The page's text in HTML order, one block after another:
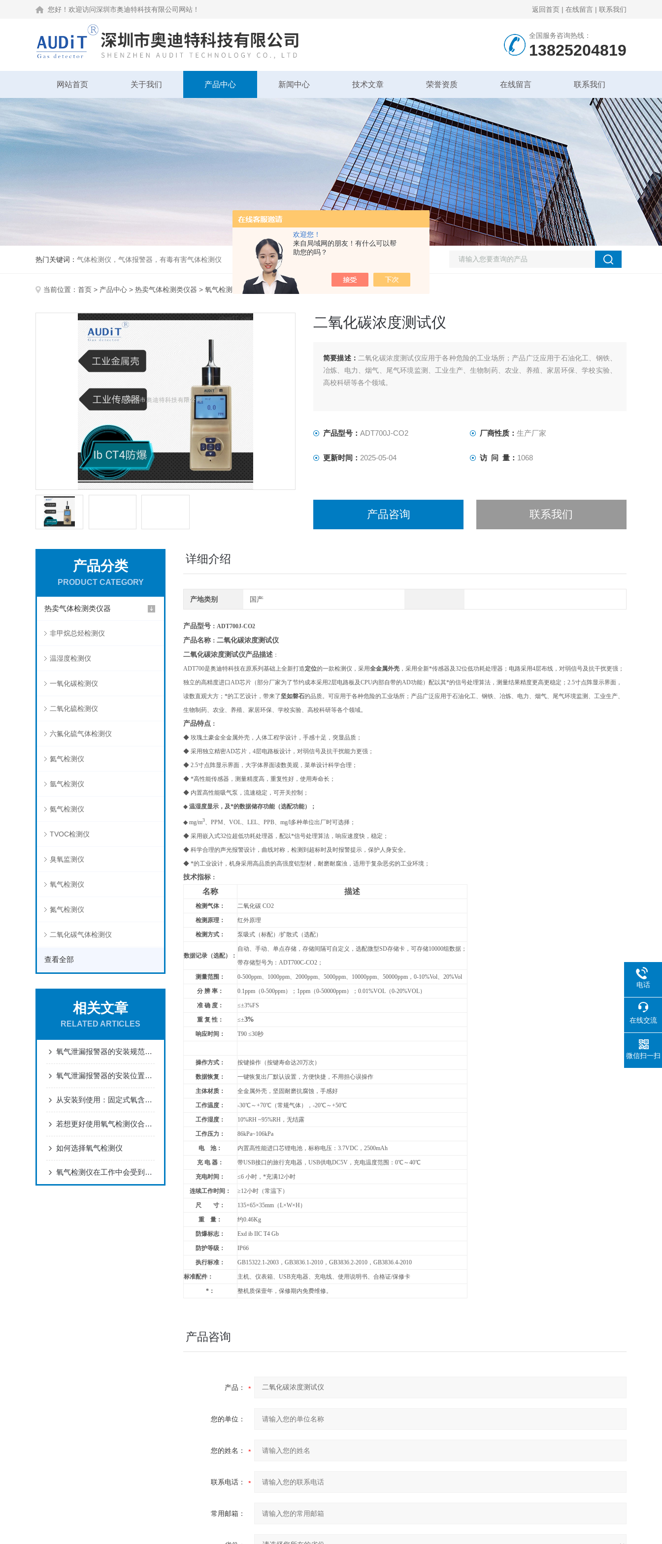
欢迎您！
来自局域网的朋友！有什么可以帮
助您的吗？
您好！欢迎访问深圳市奥迪特科技有限公司网站！ 返回首页 | 在线留言 | 联系我们
全国服务咨询热线：
13825204819
网站首页 关于我们 产品中心 新闻中心 技术文章 荣誉资质 在线留言 联系我们
热门关键词： 气体检测仪，气体报警器，有毒有害气体检测仪
当前位置： 首页 > 产品中心 > 热卖气体检测类仪器 > 氧气检测仪 > ADT700J-CO2二氧化碳浓度测试仪
二氧化碳浓度测试仪
简要描述： 二氧化碳浓度测试仪应用于各种危险的工业场所；产品广泛应用于石油化工、钢铁、
冶炼、电力、烟气、尾气环境监测、工业生产、生物制药、农业、养殖、家居环保、学校实验、
高校科研等各个领域。
产品型号： ADT700J-CO2 厂商性质： 生产厂家
更新时间： 2025-05-04 访 问 量： 1068
产品咨询 联系我们
产品分类
PRODUCT CATEGORY
热卖气体检测类仪器
非甲烷总烃检测仪
温湿度检测仪
一氧化碳检测仪
二氧化硫检测仪
六氟化硫气体检测仪
氦气检测仪
氩气检测仪
氨气检测仪
TVOC检测仪
臭氧监测仪
氧气检测仪
氮气检测仪
二氧化碳气体检测仪
查看全部
相关文章
RELATED ARTICLES
氧气泄漏报警器的安装规范与标定方法
氧气泄漏报警器的安装位置与布点规范建议
从安装到使用：固定式氧含量检测仪全流程指南
若想更好使用氧气检测仪合理的维护方法很重要
如何选择氧气检测仪
氧气检测仪在工作中会受到那些因素的影响
详细介绍
产地类别 国产
产品型号 ：ADT700J-CO2
产品名称 ： 二氧化碳浓度测试仪
二氧化碳浓度测试仪产品描述 ：
ADT700是奥迪特科技在原系列基础上全新打造定位的一款检测仪，采用全金属外壳 ，采用全新*传感器及32位低功耗处理器；电路采用4层布线，对弱信号及抗干扰更强；
独立的高精度进口AD芯片（部分厂家为了节约成本采用2层电路板及CPU内部自带的AD功能）配以其*的信号处理算法，测量结果精度更高更稳定；2.5寸点阵显示界面，
读数直观大方；*的工艺设计，带来了 坚如磐石的品质。可应用于各种危险的工业场所；产品广泛应用于石油化工、钢铁、冶炼、电力、烟气、尾气环境监测、工业生产、
生物制药、农业、养殖、家居环保、学校实验、高校科研等各个领域。
产品特点 ：
◆ 玫瑰土豪金全金属外壳，人体工程学设计，手感十足，突显品质；
◆ 采用独立精密AD芯片，4层电路板设计，对弱信号及抗干扰能力更强；
◆ 2.5寸点阵显示界面，大字体界面读数美观，菜单设计科学合理；
◆ *高性能传感器，测量精度高，重复性好，使用寿命长；
◆ 内置高性能吸气泵，流速稳定，可开关控制；
◆ 温湿度显示，及*的数据储存功能（选配功能）；
◆ mg/m3、PPM、VOL、LEL、PPB、mg/l多种单位出厂时可选择；
◆ 采用嵌入式32位超低功耗处理器，配以*信号处理算法，响应速度快，稳定；
◆ 科学合理的声光报警设计，曲线对称，检测到超标时及时报警提示，保护人身安全。
◆ *的工业设计，机身采用高品质的高强度铝型材，耐磨耐腐浊，适用于复杂恶劣的工业环境；
技术指标 ：
名称 描述
检测气体： 二氧化碳 CO2
检测原理： 红外原理
检测方式： 泵吸式（标配）/扩散式（选配）
数据记录（选配）：
自动、手动、单点存储，存储间隔可自定义，选配微型SD存储卡，可存储10000组数据；
带存储型号为：ADT700C-CO2；
测量范围： 0-500ppm、1000ppm、2000ppm、5000ppm、10000ppm、50000ppm，0-10%Vol、20%Vol
分 辨 率： 0.1ppm （0-500ppm）；1ppm（0-50000ppm）；0.01%VOL（0-20%VOL）
准 确 度： ≤±3%FS
重 复 性： ≤±3%
响应时间： T90 ≤30秒
操作方式： 按键操作（按键寿命达20万次）
数据恢复： 一键恢复出厂默认设置，方便快捷，不用担心误操作
主体材质： 全金属外壳 ，坚固耐磨抗腐蚀，手感好
工作温度： -30℃～+70℃（常规气体），-20℃～+50℃
工作湿度： 10%RH ~95%RH ，无结露
工作压力： 86kPa~106kPa
电 池： 内置高性能进口芯锂电池，标称电压：3.7VDC，2500mAh
充 电 器： 带USB接口的旅行充电器，USB供电DC5V，充电温度范围： 0℃～40℃
充电时间： ≤6 小时，*充满12小时
连续工作时间： ≥12小时（常温下）
尺 寸： 135×65×35mm（L×W×H）
重 量： 约0.46Kg
防爆标志： Exd ib IIC T4 Gb
防护等级： IP66
执行标准： GB15322.1-2003 ，GB3836.1-2010，GB3836.2-2010，GB3836.4-2010
标准配件： 主机、仪表箱、USB充电器、充电线、使用说明书、合格证/保修卡
*： 整机质保壹年，保修期内免费维修。
产品咨询
产品：
您的单位：
您的姓名：
联系电话：
常用邮箱：
电话
在线交流
微信扫一扫